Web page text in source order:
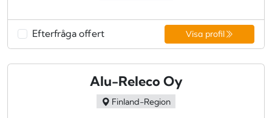
Efterfråga offert Visa profil
Alu-Releco Oy
Finland-Region